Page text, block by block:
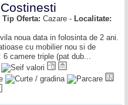
Tip Oferta: Cazare - Localitate:
noua data in folosinta de 2 ani.
cu mobilier nou si de
camere triple (pat dub...